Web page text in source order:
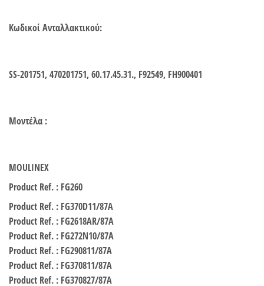
Κωδικοί Ανταλλακτικού:
SS-201751, 470201751, 60.17.45.31., F92549, FH900401
Μοντέλα :
MOULINEX
Product Ref. : FG260
Product Ref. : FG370D11/87A
Product Ref. : FG2618AR/87A
Product Ref. : FG272N10/87A
Product Ref. : FG290811/87A
Product Ref. : FG370811/87A
Product Ref. : FG370827/87A